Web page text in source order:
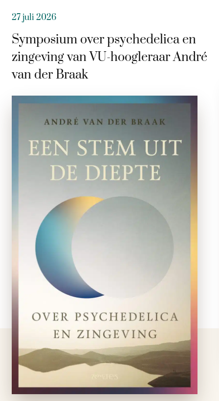
27 juli 2026
Symposium over psychedelica en
zingeving van VU-hoogleraar André
van der Braak